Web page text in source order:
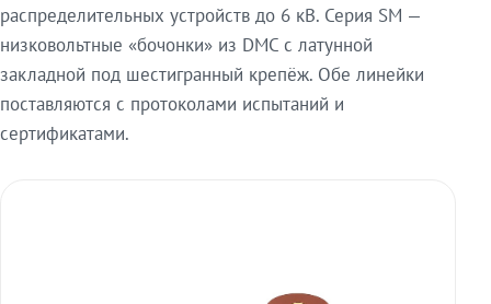
распределительных устройств до 6 кВ. Серия SM —
низковольтные «бочонки» из DMC с латунной
закладной под шестигранный крепёж. Обе линейки
поставляются с протоколами испытаний и
сертификатами.